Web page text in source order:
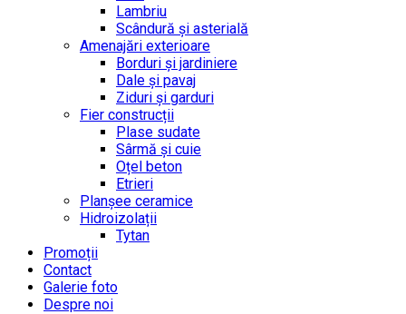
Lambriu
Scândură și asterială
Amenajări exterioare
Borduri și jardiniere
Dale și pavaj
Ziduri și garduri
Fier construcții
Plase sudate
Sârmă şi cuie
Oțel beton
Etrieri
Planșee ceramice
Hidroizolații
Tytan
Promoții
Contact
Galerie foto
Despre noi